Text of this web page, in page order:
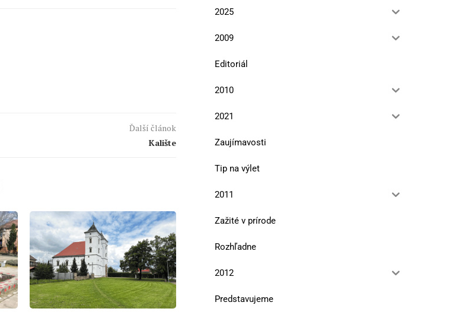
Ďalší článok
Kalište
2025
2009
Editoriál
2010
2021
Zaujímavosti
Tip na výlet
2011
Zažité v prírode
Rozhľadne
2012
Predstavujeme